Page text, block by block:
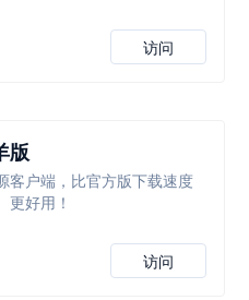
访问
版
客户端，比官方版下载速度
更好用！
访问